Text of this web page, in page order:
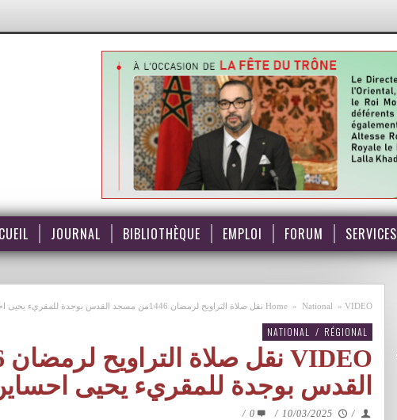
JOURNAL BIBLIOTHÈQUE EMPLOI FORUM SERVICES
Home » National » VIDEO نقل صلاة التراويح لرمضان 1446من مسجد القدس بوجدة للمقريء يحيى احساين امام المسجد
NATIONAL / RÉGIONAL
القدس بوجدة للمقريء يحيى
/
10/03/2025
/
0
/